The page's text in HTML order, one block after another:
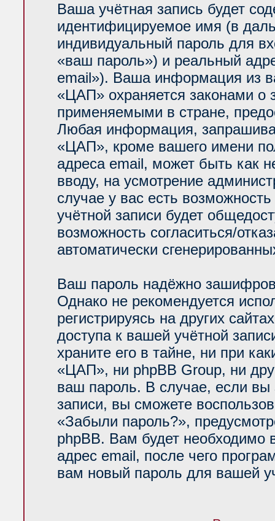
Ваша учётная запись будет
идентифицируемое имя (в
индивидуальный пароль для
«ваш пароль») и реальный
email»). Ваша информация из
«ЦАП» охраняется законами
применяемыми в стране,
Любая информация,
«ЦАП», кроме вашего имени
адреса email, может быть как
вводу, на усмотрение
случае у вас есть
учётной записи будет
возможность согласиться/
автоматически
Ваш пароль надёжно
Однако не рекомендуется
регистрируясь на других
доступа к вашей учётной
храните его в тайне, ни при
«ЦАП», ни phpBB Group, ни
ваш пароль. В случае, если вы
записи, вы сможете
«Забыли пароль?»,
phpBB. Вам будет необходимо
адрес email, после чего
вам новый пароль для вашей